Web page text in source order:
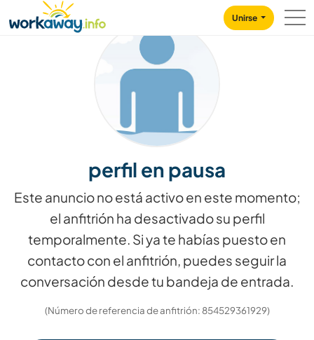
CONTENT
MAIN NAVIGATION
Unirse
perfil en pausa
Este anuncio no está activo en este momento;
el anfitrión ha desactivado su perfil
temporalmente. Si ya te habías puesto en
contacto con el anfitrión, puedes seguir la
conversación desde tu bandeja de entrada.
(Número de referencia de anfitrión: 854529361929)